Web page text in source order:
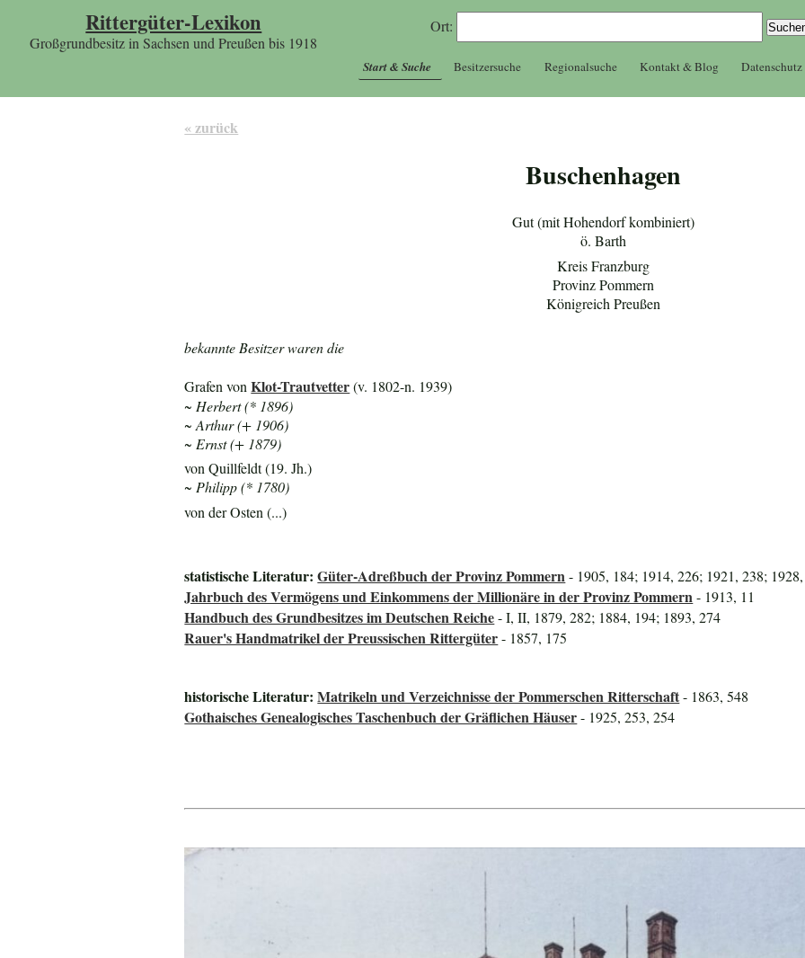
Rittergüter-Lexikon
Großgrundbesitz in Sachsen und Preußen bis 1918
Ort:
Start & Suche Besitzersuche Regionalsuche Kontakt & Blog Datenschutz
« zurück
Buschenhagen
Gut (mit Hohendorf kombiniert)
ö. Barth
Kreis Franzburg
Provinz Pommern
Königreich Preußen
bekannte Besitzer waren die
Grafen vonKlot-Trautvetter(v. 1802-n. 1939)
~ Herbert (* 1896)
~ Arthur (+ 1906)
~ Ernst (+ 1879)
von Quillfeldt (19. Jh.)
~ Philipp (* 1780)
von der Osten (...)
statistische Literatur:Güter-Adreßbuch der Provinz Pommern - 1905, 184; 1914, 226; 1921, 238;
Jahrbuch des Vermögens und Einkommens der Millionäre in der Provinz Pommern - 1913, 11
Handbuch des Grundbesitzes im Deutschen Reiche- I, II, 1879, 282; 1884, 194; 1893, 274
Rauer's Handmatrikel der Preussischen Rittergüter- 1857, 175
historische Literatur:Matrikeln und Verzeichnisse der Pommerschen Ritterschaft- 1863, 548
Gothaisches Genealogisches Taschenbuch der Gräflichen Häuser- 1925, 253, 254